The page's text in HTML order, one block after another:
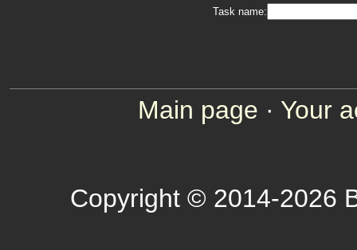
Task name:
Main page · Your
Copyright © 2014-2026